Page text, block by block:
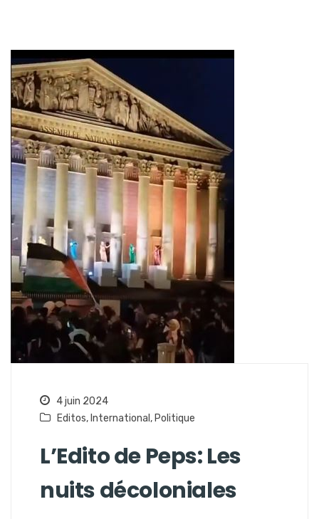
4 juin 2024
Editos, International , Politique
L’Edito de Peps: Les
nuits décoloniales